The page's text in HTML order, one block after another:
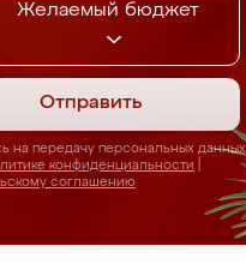
Желаемый бюджет
Отправить
на передачу персональных данных
конфиденциальности
соглашению